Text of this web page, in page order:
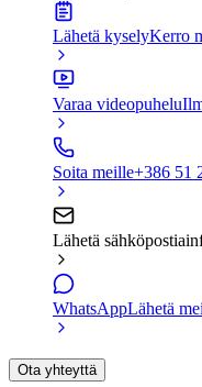
Lähetä kyselyKerro
Varaa videopuhelu
Soita meille+386 51
Lähetä sähköpostia
WhatsAppLähetä
Ota yhteyttä